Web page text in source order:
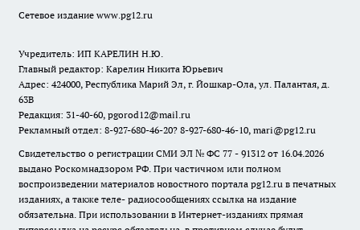
Сетевое издание www.pg12.ru
Учредитель: ИП КАРЕЛИН Н.Ю.
Главный редактор: Карелин Никита Юрьевич
Адрес: 424000, Республика Марий Эл, г. Йошкар-Ола, ул. Палантая, д.
63В
Редакция: 31-40-60, pgorod12@mail.ru
Рекламный отдел: 8-927-680-46-20? 8-927-680-46-10, mari@pg12.ru
Свидетельство о регистрации СМИ ЭЛ № ФС 77 - 91312 от 16.04.2026
выдано Роскомнадзором РФ. При частичном или полном
воспроизведении материалов новостного портала pg12.ru в печатных
изданиях, а также теле- радиосообщениях ссылка на издание
обязательна. При использовании в Интернет-изданиях прямая